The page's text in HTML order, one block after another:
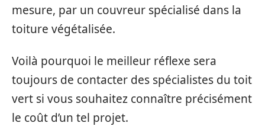
mesure, par un couvreur spécialisé dans la
toiture végétalisée.
Voilà pourquoi le meilleur réflexe sera
toujours de contacter des spécialistes du toit
vert si vous souhaitez connaître précisément
le coût d’un tel projet.